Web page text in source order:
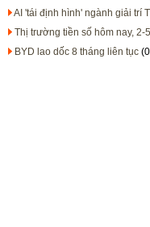
AI 'tái định hình' ngành giải trí
Thị trường tiền số hôm nay,
BYD lao dốc 8 tháng liên tục